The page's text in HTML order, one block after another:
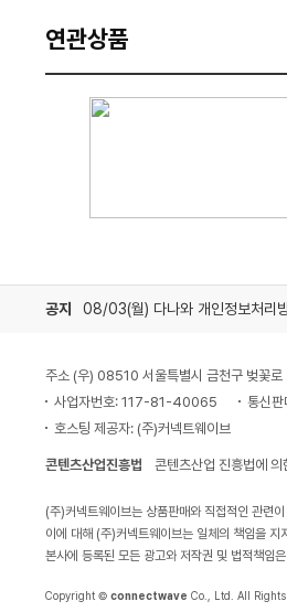
연관상품
공지
주소 (우) 08510 서울특별시 금천구 벚꽃
사업자번호: 117-81-40065
통신
호스팅 제공자: (주)커넥트웨이브
콘텐츠산업진흥법 콘텐츠산업 진흥법에 의
(주)커넥트웨이브는 상품판매와 직접적인 관련
이에 대해 (주)커넥트웨이브는 일체의 책임을 지
본사에 등록된 모든 광고와 저작권 및 법적책임
Copyright © connectwave Co., Ltd. All Rights